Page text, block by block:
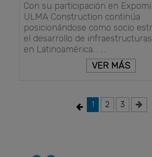
Con su participación en
ULMA Construction continúa
posicionándose como socio
el desarrollo de
en Latinoamérica. . . .
VER MÁS
1 2 3